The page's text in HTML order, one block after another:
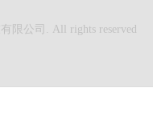
限公司. All rights reserved